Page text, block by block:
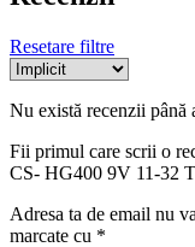
Resetare filtre
Nu există recenzii până
Fii primul care scrii o
CS- HG400 9V 11-32
Adresa ta de email nu
marcate cu *